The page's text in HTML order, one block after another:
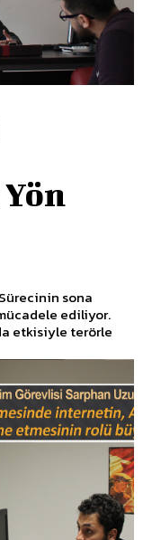
sona
ediliyor.
etkisiyle terörle